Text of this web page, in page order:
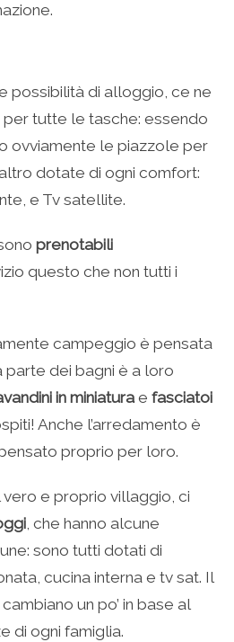
possibilità di alloggio, ce ne
tutte le tasche: essendo
ovviamente le piazzole per
dotate di ogni comfort:
e Tv satellite.
prenotabili
questo che non tutti i
campeggio è pensata
parte dei bagni è a loro
in miniaturae fasciatoi
Anche l’arredamento è
proprio per loro.
e proprio villaggio, ci
, che hanno alcune
sono tutti dotati di
cucina interna e tv sat. Il
un po’ in base al
di ogni famiglia.